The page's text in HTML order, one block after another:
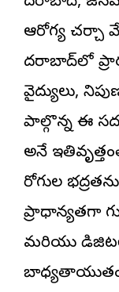
ఆరోగ్య చర్చా
హైదరాబాద్‌లో
వైద్యులు,
పాల్గొన్న ఈ
అనే
రోగుల
ప్రాధాన్యతగా
మరియు